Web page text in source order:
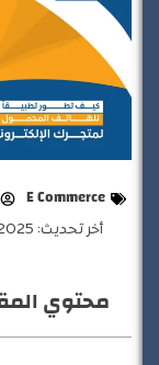
E Commerce
أخر تحديث: 31/07/2025
محتوي